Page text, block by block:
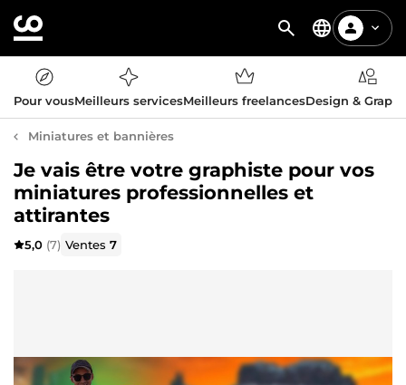
Pour vousMeilleurs servicesMeilleurs freelancesDesign &
Miniatures et bannières
Je vais être votre graphiste pour vos
miniatures professionnelles et
attirantes
5,0 (7) Ventes7